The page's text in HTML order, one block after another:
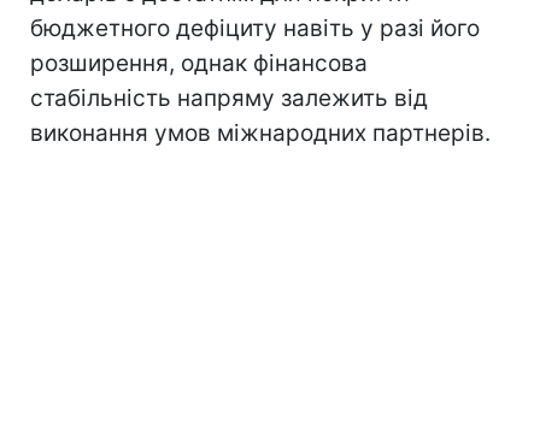
бюджетного дефіциту навіть у разі його
розширення, однак фінансова
стабільність напряму залежить від
виконання умов міжнародних партнерів.